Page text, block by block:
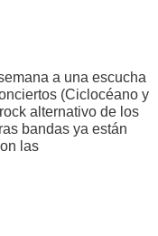
a una escucha
(Ciclocéano y
alternativo de los
bandas ya están
las